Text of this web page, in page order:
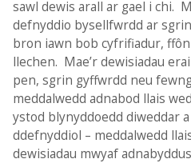
sawl dewis arall ar gael i chi.
defnyddio bysellfwrdd ar
bron iawn bob cyfrifiadur,
llechen. Mae’r dewisiadau
pen, sgrin gyffwrdd neu
meddalwedd adnabod llais
ystod blynyddoedd diweddar
ddefnyddiol – meddalwedd
dewisiadau mwyaf